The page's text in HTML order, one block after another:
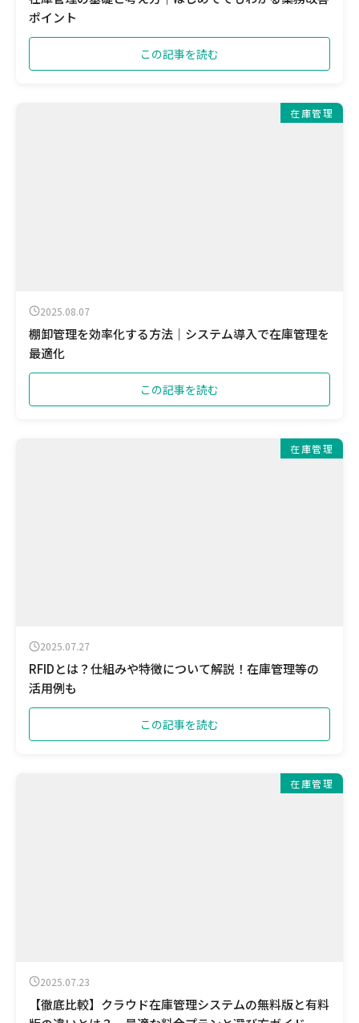
ポイント
この記事を読む
在庫管理
2025.08.07
棚卸管理を効率化する方法｜システム導入で在庫管理を
最適化
この記事を読む
在庫管理
2025.07.27
RFIDとは？仕組みや特徴について解説！在庫管理等の
活用例も
この記事を読む
在庫管理
2025.07.23
【徹底比較】クラウド在庫管理システムの無料版と有料